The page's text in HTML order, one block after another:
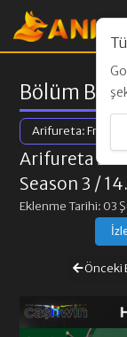
Bölüm
Arifureta: From
Arifureta
Season 3 /
Eklenme Tarihi: 03
Önceki